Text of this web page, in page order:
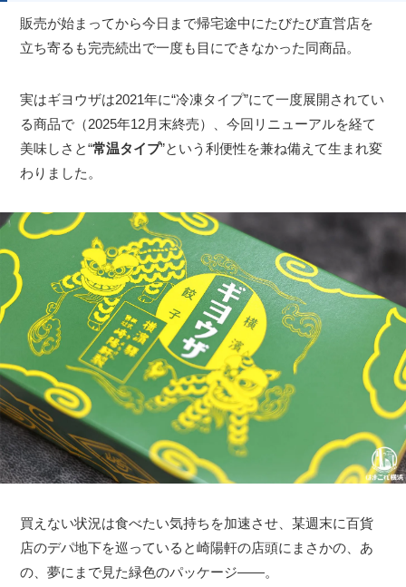
販売が始まってから今日まで帰宅途中にたびたび直営店を
立ち寄るも完売続出で一度も目にできなかった同商品。
実はギヨウザは2021年に“冷凍タイプ”にて一度展開されてい
る商品で（2025年12月末終売）、今回リニューアルを経て
美味しさと“常温タイプ”という利便性を兼ね備えて生まれ変
わりました。
買えない状況は食べたい気持ちを加速させ、某週末に百貨
店のデパ地下を巡っていると崎陽軒の店頭にまさかの、あ
の、夢にまで見た緑色のパッケージ――。